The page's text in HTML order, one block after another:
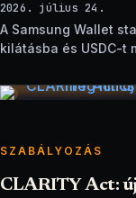
2026. július 24.
A Samsung Wallet
kilátásba és USDC-t
SZABÁLYOZÁS
CLARITY Act: